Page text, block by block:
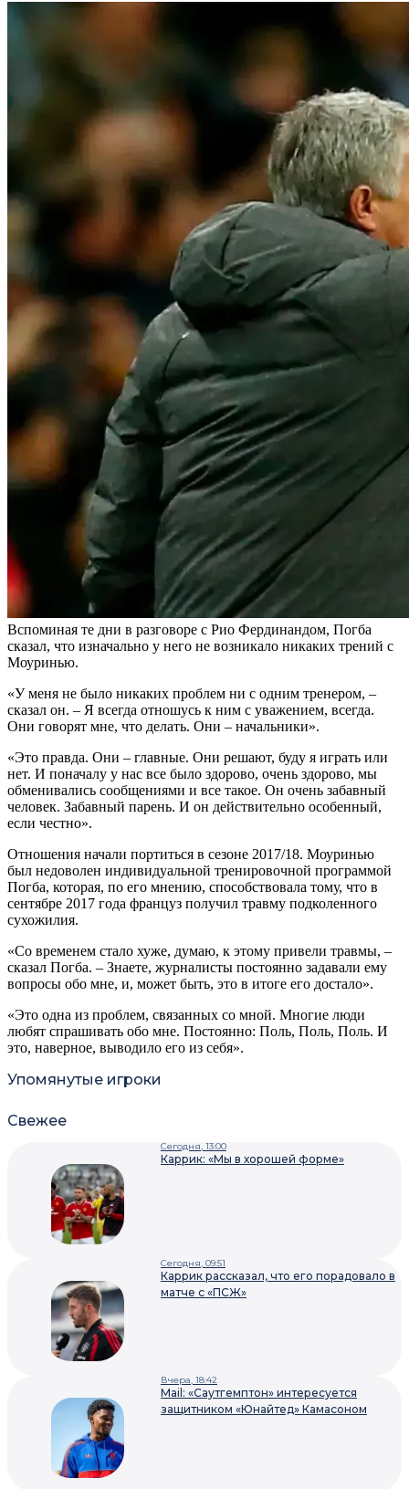
Вспоминая те дни в разговоре с Рио Фердинандом, Погба
сказал, что изначально у него не возникало никаких трений с
Моуринью.
«У меня не было никаких проблем ни с одним тренером, –
сказал он. – Я всегда отношусь к ним с уважением, всегда.
Они говорят мне, что делать. Они – начальники».
«Это правда. Они – главные. Они решают, буду я играть или
нет. И поначалу у нас все было здорово, очень здорово, мы
обменивались сообщениями и все такое. Он очень забавный
человек. Забавный парень. И он действительно особенный,
если честно».
Отношения начали портиться в сезоне 2017/18. Моуринью
был недоволен индивидуальной тренировочной программой
Погба, которая, по его мнению, способствовала тому, что в
сентябре 2017 года француз получил травму подколенного
сухожилия.
«Со временем стало хуже, думаю, к этому привели травмы, –
сказал Погба. – Знаете, журналисты постоянно задавали ему
вопросы обо мне, и, может быть, это в итоге его достало».
«Это одна из проблем, связанных со мной. Многие люди
любят спрашивать обо мне. Постоянно: Поль, Поль, Поль. И
это, наверное, выводило его из себя».
Упомянутые игроки
Свежее
Сегодня, 13:00
Каррик: «Мы в хорошей форме»
Сегодня, 09:51
Каррик рассказал, что его порадовало в
матче с «ПСЖ»
Вчера, 18:42
Mail: «Саутгемптон» интересуется
защитником «Юнайтед» Камасоном